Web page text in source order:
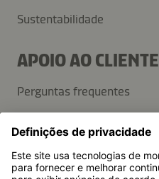
Sustentabilidade
APOIO AO CLIENTE
Perguntas frequentes
Newsletter